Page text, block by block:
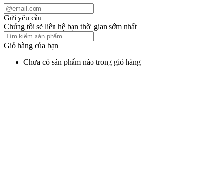
Gửi yêu cầu
Chúng tôi sẽ liên hệ bạn thời gian sớm nhất
Giỏ hàng của bạn
Chưa có sản phẩm nào trong giỏ hàng